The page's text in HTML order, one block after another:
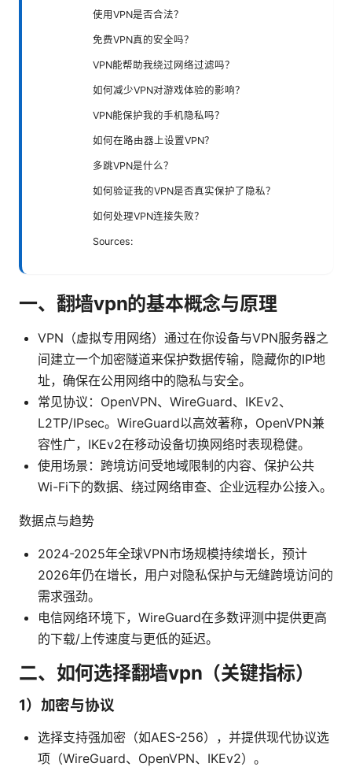
使用VPN是否合法？
免费VPN真的安全吗？
VPN能帮助我绕过网络过滤吗？
如何减少VPN对游戏体验的影响？
VPN能保护我的手机隐私吗？
如何在路由器上设置VPN？
多跳VPN是什么？
如何验证我的VPN是否真实保护了隐私？
如何处理VPN连接失败？
Sources:
一、翻墙vpn的基本概念与原理
VPN（虚拟专用网络）通过在你设备与VPN服务器之
间建立一个加密隧道来保护数据传输，隐藏你的IP地
址，确保在公用网络中的隐私与安全。
常见协议：OpenVPN、WireGuard、IKEv2、
L2TP/IPsec。WireGuard以高效著称，OpenVPN兼
容性广，IKEv2在移动设备切换网络时表现稳健。
使用场景：跨境访问受地域限制的内容、保护公共
Wi-Fi下的数据、绕过网络审查、企业远程办公接入。
数据点与趋势
2024-2025年全球VPN市场规模持续增长，预计
2026年仍在增长，用户对隐私保护与无缝跨境访问的
需求强劲。
电信网络环境下，WireGuard在多数评测中提供更高
的下载/上传速度与更低的延迟。
二、如何选择翻墙vpn（关键指标）
1）加密与协议
选择支持强加密（如AES-256），并提供现代协议选
项（WireGuard、OpenVPN、IKEv2）。